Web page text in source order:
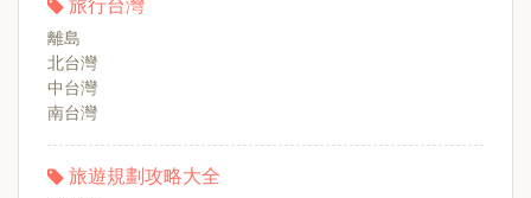
旅行台灣
離島
北台灣
中台灣
南台灣
旅遊規劃攻略大全